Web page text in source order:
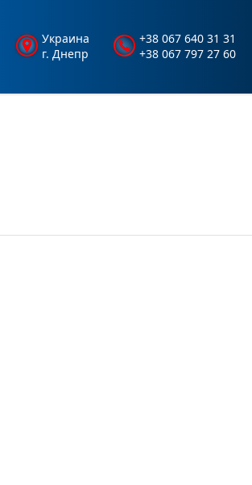
Украина
г. Днепр
+38 067 640 31 31
+38 067 797 27 60